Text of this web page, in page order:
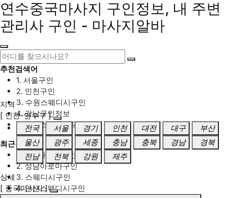
연수중국마사지 구인정보, 내 주변
관리사 구인 - 마사지알바
추천검색어
1. 서울구인
2. 인천구인
3. 수원스웨디시구인
4. 강남구인정보
5. 동탄스웨디시구인
최근검색어
1. 일산마사지구인
2. 성남아로마구인
3. 스웨디시구인
4. 안산스웨디시구인
지역
[ 인천-연수구 ]
전국
서울 경기 인천 대전 대구
부산
울산
광주 세종 충남 충북 경남
경북
전남
전북 강원 제주
상세
[ 중국마사지 ]